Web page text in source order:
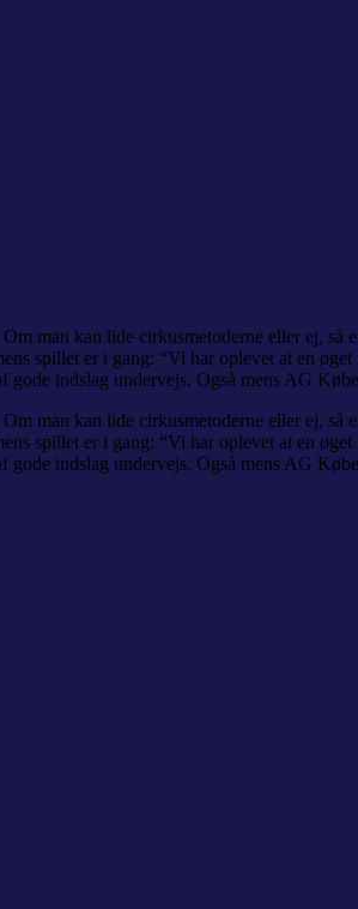
man kan lide cirkusmetoderne eller ej,
spillet er i gang: “Vi har oplevet at en
gode indslag undervejs. Også mens AG
man kan lide cirkusmetoderne eller ej,
spillet er i gang: “Vi har oplevet at en
gode indslag undervejs. Også mens AG